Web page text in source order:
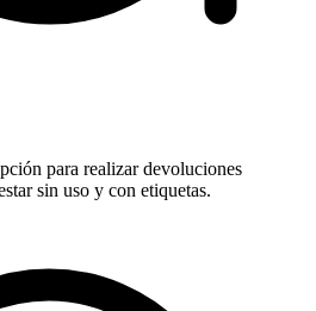
para realizar devoluciones
sin uso y con etiquetas.